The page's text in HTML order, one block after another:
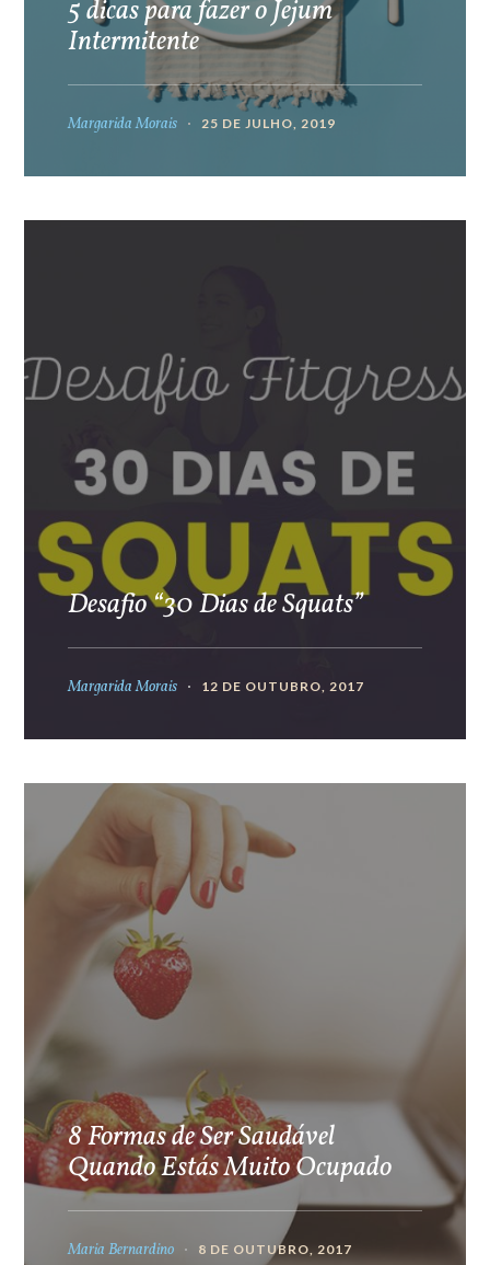
5 dicas para fazer o Jejum
Intermitente
Margarida Morais 25 DE JULHO, 2019
Desafio “30 Dias de Squats”
Margarida Morais 12 DE OUTUBRO, 2017
8 Formas de Ser Saudável
Quando Estás Muito Ocupado
Maria Bernardino 8 DE OUTUBRO, 2017